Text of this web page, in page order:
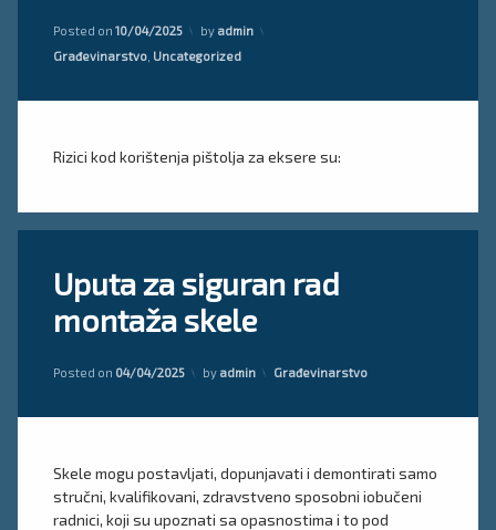
Posted on 10/04/2025 by admin
Kategorije:
Građevinarstvo Uncategorized
Rizici kod korištenja pištolja za eksere su:
rad
pištolj
Uputa za siguran rad
montaža skele
Posted on 04/04/2025 by admin Kategorije:
Građevinarstvo
Skele mogu postavljati, dopunjavati i demontirati samo
stručni, kvalifikovani, zdravstveno sposobni iobučeni
radnici, koji su upoznati sa opasnostima i to pod
plan
skele
Uputsvo
za
montažu
komentar
on
Uputa
za
rad